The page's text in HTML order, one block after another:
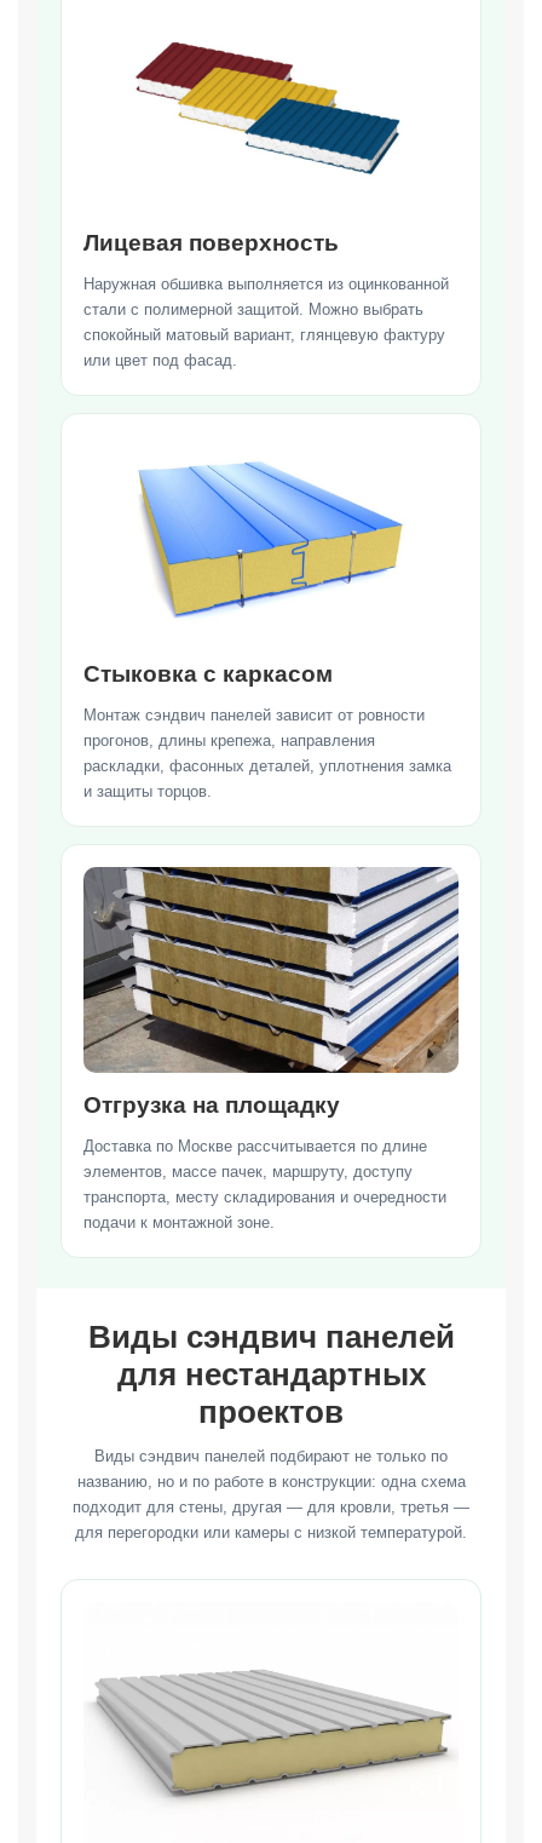
Лицевая поверхность
Наружная обшивка выполняется из оцинкованной
стали с полимерной защитой. Можно выбрать
спокойный матовый вариант, глянцевую фактуру
или цвет под фасад.
Стыковка с каркасом
Монтаж сэндвич панелей зависит от ровности
прогонов, длины крепежа, направления
раскладки, фасонных деталей, уплотнения замка
и защиты торцов.
Отгрузка на площадку
Доставка по Москве рассчитывается по длине
элементов, массе пачек, маршруту, доступу
транспорта, месту складирования и очередности
подачи к монтажной зоне.
Виды сэндвич панелей
для нестандартных
проектов
Виды сэндвич панелей подбирают не только по
названию, но и по работе в конструкции: одна схема
подходит для стены, другая — для кровли, третья —
для перегородки или камеры с низкой температурой.